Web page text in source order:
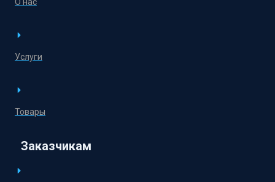
О нас
Услуги
Товары
Заказчикам